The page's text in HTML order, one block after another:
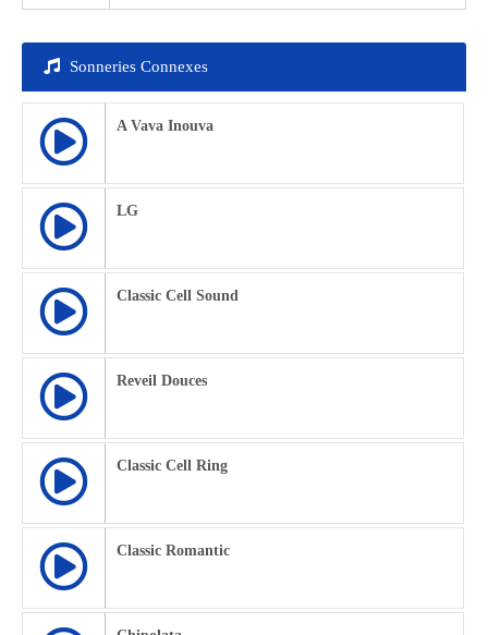
Sonneries Connexes
A Vava Inouva
LG
Classic Cell Sound
Reveil Douces
Classic Cell Ring
Classic Romantic